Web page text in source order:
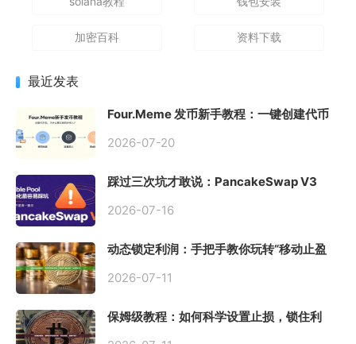
加密百科 资料下载
最近发表
Four.Meme 发币新手教程：一键创建代币
2026-07-20
踩过三次坑才敢说：PancakeSwap V3
初始化
2026-07-16
动态锁定利润：手把手教你玩转“移动止盈
2026-07-11
保姆级教程：如何科学设置止损，锁住利